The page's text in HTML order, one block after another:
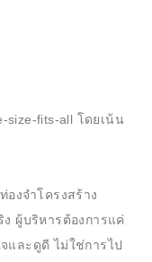
fits-all โดยเน้น
ท่องจำโครงสร้าง
ผู้บริหารต้องการแค่
และดูดี ไม่ใช่การไป